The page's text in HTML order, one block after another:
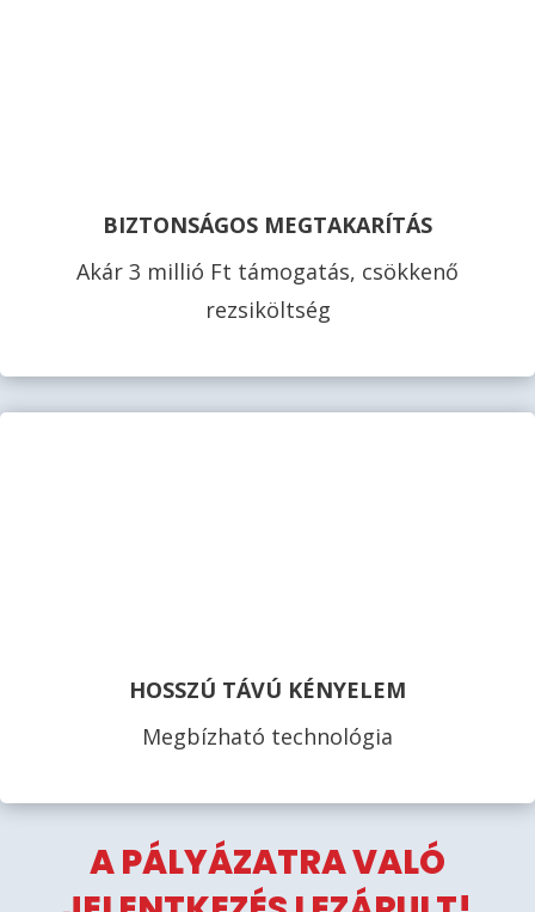
BIZTONSÁGOS MEGTAKARÍTÁS
Akár 3 millió Ft támogatás, csökkenő
rezsiköltség
HOSSZÚ TÁVÚ KÉNYELEM
Megbízható technológia
A PÁLYÁZATRA VALÓ